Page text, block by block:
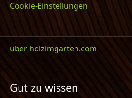
Cookie-Einstellungen
über holzimgarten.com
Gut zu wissen